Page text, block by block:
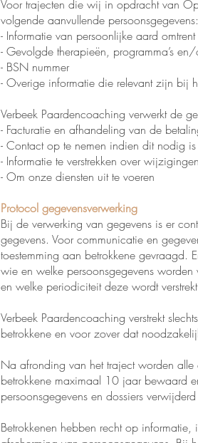
Voor trajecten die wij in opdracht van
volgende aanvullende persoonsgegevens:
- Informatie van persoonlijke aard
- Gevolgde therapieën, programma’s
- BSN nummer
- Overige informatie die relevant zijn bij
Verbeek Paardencoaching verwerkt de
- Facturatie en afhandeling van de
- Contact op te nemen indien dit nodig
- Informatie te verstrekken over
- Om onze diensten uit te voeren
Protocol gegevensverwerking
Bij de verwerking van gegevens is er
gegevens. Voor communicatie en
toestemming aan betrokkene gevraagd.
wie en welke persoonsgegevens worden
en welke periodiciteit deze wordt
Verbeek Paardencoaching verstrekt
betrokkene en voor zover dat
Na afronding van het traject worden
betrokkene maximaal 10 jaar bewaard
persoonsgegevens en dossiers
Betrokkenen hebben recht op